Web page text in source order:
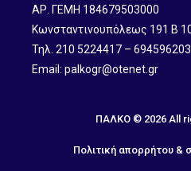
ΑΡ. ΓΕΜΗ 184679503000
Κωνσταντινουπόλεως 191 B
Τηλ. 210 5224417 –
Email: palkogr@otenet.gr
ΠΑΛΚΟ © 2026 All
Πολιτική απορρήτου